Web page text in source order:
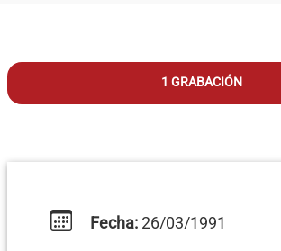
1 GRABACIÓN
Fecha: 26/03/1991